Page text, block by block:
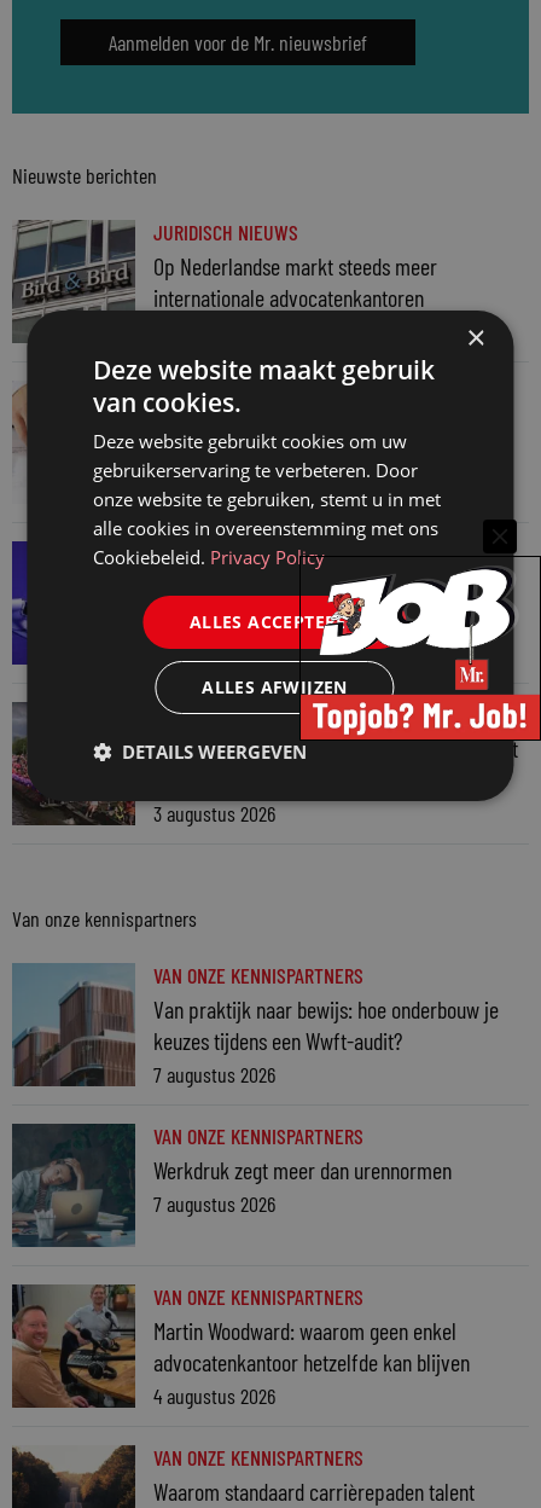
Aanmelden voor de Mr. nieuwsbrief
Nieuwste berichten
JURIDISCH NIEUWS
Op Nederlandse markt steeds meer
internationale advocatenkantoren
JURIDISCH NIEUWS
weer terug naar normaal
6 augustus 2026
SNELRECHT
AI-muziekaanbieder maakt inbreuk op
auteursrecht
4 augustus 2026
JURIDISCH NIEUWS
Regenboognetwerk van de Rechtspraak vaart
3 augustus 2026
Van onze kennispartners
VAN ONZE KENNISPARTNERS
Van praktijk naar bewijs: hoe onderbouw je
keuzes tijdens een Wwft-audit?
7 augustus 2026
VAN ONZE KENNISPARTNERS
Werkdruk zegt meer dan urennormen
7 augustus 2026
VAN ONZE KENNISPARTNERS
Martin Woodward: waarom geen enkel
advocatenkantoor hetzelfde kan blijven
4 augustus 2026
VAN ONZE KENNISPARTNERS
Waarom standaard carrièrepaden talent
×
Deze website maakt gebruik
van cookies.
Deze website gebruikt cookies om uw
gebruikerservaring te verbeteren. Door
onze website te gebruiken, stemt u in met
alle cookies in overeenstemming met ons
Cookiebeleid. Privacy Policy
ALLES ACCEPTEREN
ALLES AFWIJZEN
DETAILS WEERGEVEN